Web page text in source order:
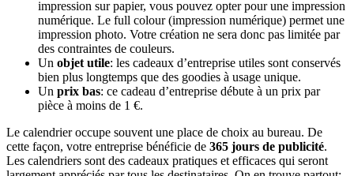
impression sur papier, vous pouvez opter pour une impression
numérique. Le full colour (impression numérique) permet une
impression photo. Votre création ne sera donc pas limitée par
des contraintes de couleurs.
Un objet utile: les cadeaux d’entreprise utiles sont conservés
bien plus longtemps que des goodies à usage unique.
Un prix bas: ce cadeau d’entreprise débute à un prix par
pièce à moins de 1 €.
Le calendrier occupe souvent une place de choix au bureau. De
cette façon, votre entreprise bénéficie de 365 jours de publicité.
Les calendriers sont des cadeaux pratiques et efficaces qui seront